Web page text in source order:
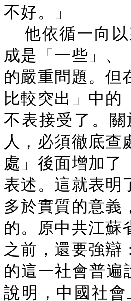
不好。」
他依循一向
成是「一些」、
的嚴重問題。但
比較突出」中的
不表接受了。
人，必須徹底查
處」後面增加了
表述。這就表明
多於實質的意義
的。原中共江蘇
之前，還要強辯
的這一社會普遍
說明，中國社